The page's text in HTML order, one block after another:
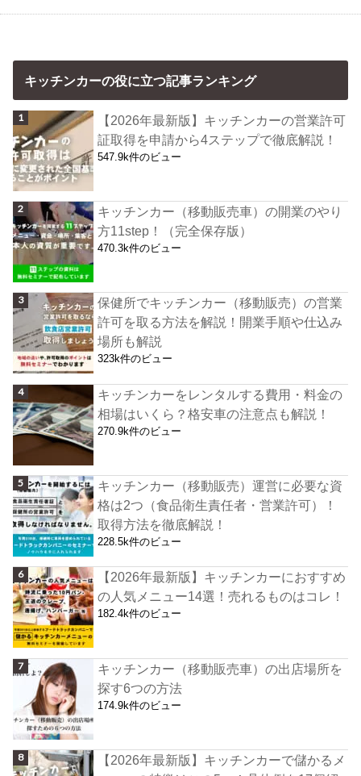
キッチンカーの役に立つ記事ランキング
【2026年最新版】キッチンカーの営業許可
証取得を申請から4ステップで徹底解説！
547.9k件のビュー
キッチンカー（移動販売車）の開業のやり
方11step！（完全保存版）
470.3k件のビュー
保健所でキッチンカー（移動販売）の営業
許可を取る方法を解説！開業手順や仕込み
場所も解説
323k件のビュー
キッチンカーをレンタルする費用・料金の
相場はいくら？格安車の注意点も解説！
270.9k件のビュー
キッチンカー（移動販売）運営に必要な資
格は2つ（食品衛生責任者・営業許可）！
取得方法を徹底解説！
228.5k件のビュー
【2026年最新版】キッチンカーにおすすめ
の人気メニュー14選！売れるものはコレ！
182.4k件のビュー
キッチンカー（移動販売車）の出店場所を
探す6つの方法
174.9k件のビュー
【2026年最新版】キッチンカーで儲かるメ